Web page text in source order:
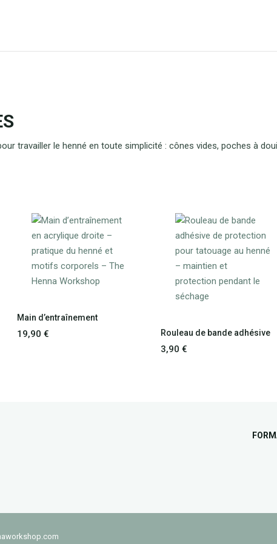
travailler le henné en toute simplicité : cônes vides, poches à
Main d’entraînement
19,90€ Rouleau de bande adhésive
3,90€